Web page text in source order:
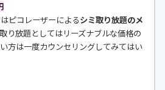
ピコレーザーによるシミ取り放題のメ
り放題としてはリーズナブルな価格の
方は一度カウンセリングしてみてはい